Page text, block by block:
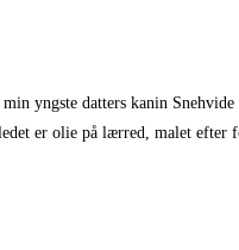
yngste datters kanin
er olie på lærred, malet efter